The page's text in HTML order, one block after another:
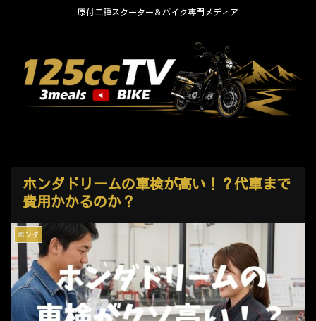
原付二種スクーター＆バイク専門メディア
ホンダドリームの車検が高い！？代車まで
費用かかるのか？
ホンダ